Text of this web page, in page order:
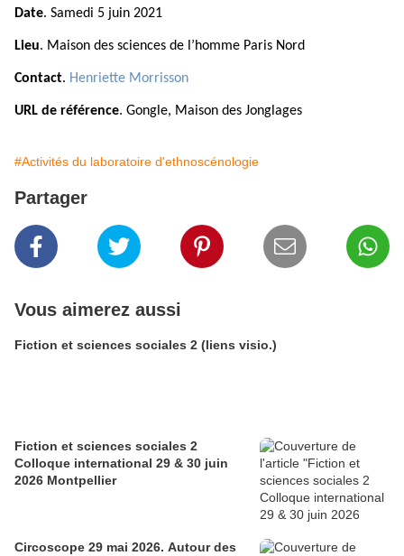
Date. Samedi 5 juin 2021
Lieu. Maison des sciences de l’homme Paris Nord
Contact. Henriette Morrisson
URL de référence. Gongle, Maison des Jonglages
#Activités du laboratoire d'ethnoscénologie
Partager
Vous aimerez aussi
Fiction et sciences sociales 2 (liens visio.)
Fiction et sciences sociales 2
Colloque international 29 & 30 juin
2026 Montpellier
Circoscope 29 mai 2026. Autour des